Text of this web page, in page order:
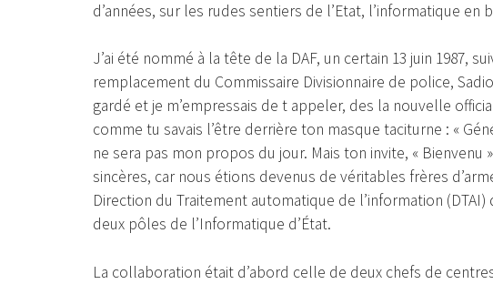
d’années, sur les rudes sentiers de l’Etat, l’informatique en
J’ai été nommé à la tête de la DAF, un certain 13 juin 1987,
remplacement du Commissaire Divisionnaire de police,
gardé et je m’empressais de t appeler, des la nouvelle
comme tu savais l’être derrière ton masque taciturne : «
ne sera pas mon propos du jour. Mais ton invite, « Bienvenu
sincères, car nous étions devenus de véritables frères
Direction du Traitement automatique de l’information (DTAI)
deux pôles de l’Informatique d’État.
La collaboration était d’abord celle de deux chefs de